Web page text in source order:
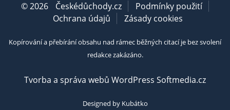
© 2026 Českédůchody.cz
Podmínky použití
Ochrana údajů
Zásady cookies
Kopírování a přebírání obsahu nad rámec běžných citací je bez svolení
redakce zakázáno.
Tvorba a správa webů WordPress Softmedia.cz
Designed by Kubátko